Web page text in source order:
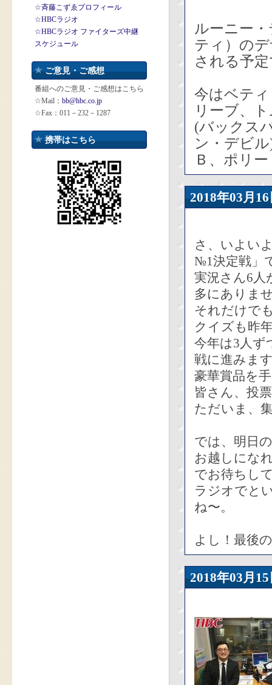
☆斉藤こずゑプロフィール
☆HBCラジオ
☆HBCラジオ ファイターズ中継
スケジュール
ご意見・ご感想
番組へのご意見・ご感想はこちら
☆Mail： bb@hbc.co.jp
☆Fax：011－232－1287
携帯はこちら
ルーニー
ティ）の
される予
今はベテ
リーブ、
(バックス
ン・デビ
Ｂ、ポリ
2018年03
さ、いよい
№1決定戦」
実況さん6人
多にありま
それだけで
クイズも昨
今年は3人ず
戦に進みま
豪華賞品を
皆さん、投
ただいま、
では、明日
お越しにな
でお待ちし
ラジオでと
ね〜。
よし！最後
2018年03